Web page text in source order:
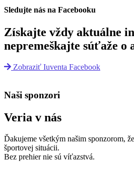
Sledujte nás na Facebooku
Získajte vždy aktuálne
nepremeškajte súťaže o
Zobraziť Iuventa Facebook
Naši sponzori
Veria v nás
Ďakujeme všetkým našim sponzorom,
športovej situácii.
Bez prehier nie sú víťazstvá.